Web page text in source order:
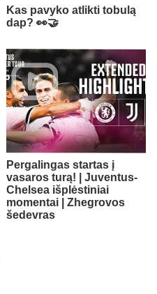
Kas pavyko atlikti tobulą
dap? 👀🤝
Pergalingas startas į
vasaros turą! | Juventus-
Chelsea išplėstiniai
momentai | Zhegrovos
šedevras